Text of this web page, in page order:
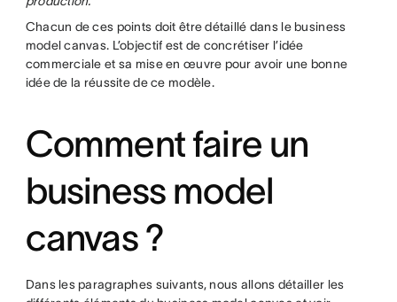
Chacun de ces points doit être détaillé dans le business
model canvas. L’objectif est de concrétiser l’idée
commerciale et sa mise en œuvre pour avoir une bonne
idée de la réussite de ce modèle.
Comment faire un
business model
canvas ?
Dans les paragraphes suivants, nous allons détailler les